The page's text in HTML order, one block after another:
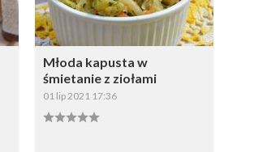
Młoda kapusta w
śmietanie z ziołami
01 lip 2021 17:36